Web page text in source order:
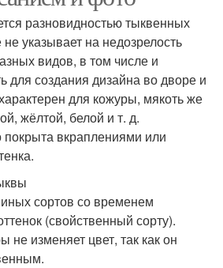
разновидностью тыквенных
не указывает на недозрелость
видов, в том числе и
для создания дизайна во дворе и
для кожуры, мякоть же
жёлтой, белой и т. д.
вкраплениями или
сортов со временем
(свойственный сорту).
не изменяет цвет, так как он